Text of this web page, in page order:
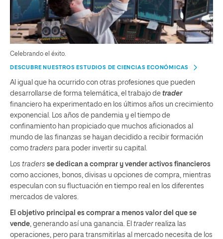
Celebrando el éxito.
DESCUBRE NUESTROS ESTUDIOS DE CIENCIAS ECONÓMICAS
Al igual que ha ocurrido con otras profesiones que pueden
desarrollarse de forma telemática, el trabajo de trader
financiero ha experimentado en los últimos años un crecimiento
exponencial. Los años de pandemia y el tiempo de
confinamiento han propiciado que muchos aficionados al
mundo de las finanzas se hayan decidido a recibir formación
como traders para poder invertir su capital.
Los traders se dedican a comprar y vender activos financieros
como acciones, bonos, divisas u opciones de compra, mientras
especulan con su fluctuación en tiempo real en los diferentes
mercados de valores.
El objetivo principal es comprar a menos valor del que se
vende , generando así una ganancia. El traderrealiza las
operaciones, pero para transmitirlas al mercado necesita de los